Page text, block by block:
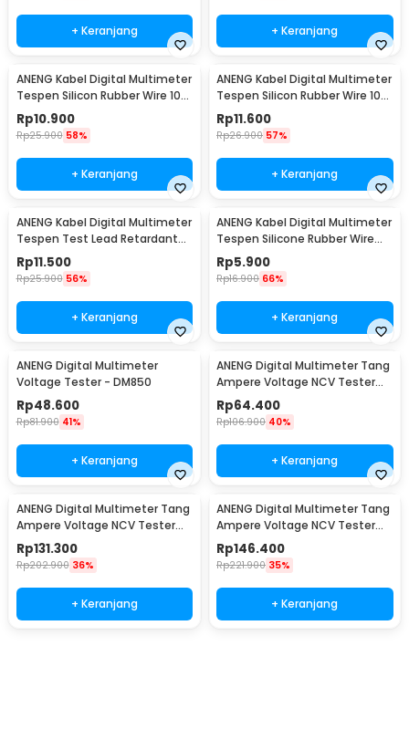
+ Keranjang + Keranjang
ANENG Kabel Digital Multimeter
Tespen Silicon Rubber Wire 10A
1000V - PT1005
Rp10.900
Rp25.900 58%
+ Keranjang
ANENG Kabel Digital Multimeter
Tespen Silicon Rubber Wire 10A
1000V - PT1004
Rp11.600
Rp26.900 57%
+ Keranjang
ANENG Kabel Digital Multimeter
Tespen Test Lead Retardant
10A 1000V - PT1002
Rp11.500
Rp25.900 56%
+ Keranjang
ANENG Kabel Digital Multimeter
Tespen Silicone Rubber Wire
10A 1000V - PT830
Rp5.900
Rp16.900 66%
+ Keranjang
ANENG Digital Multimeter
Voltage Tester - DM850
Rp48.600
Rp81.900 41%
+ Keranjang
ANENG Digital Multimeter Tang
Ampere Voltage NCV Tester
Clamp 600V - MT87
Rp64.400
Rp106.900 40%
+ Keranjang
ANENG Digital Multimeter Tang
Ampere Voltage NCV Tester
Clamp 600V - ST201
Rp131.300
Rp202.900 36%
+ Keranjang
ANENG Digital Multimeter Tang
Ampere Voltage NCV Tester
Clamp Screen - ST202
Rp146.400
Rp221.900 35%
+ Keranjang